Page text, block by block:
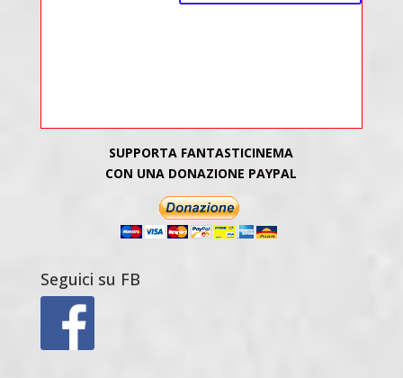
SUPPORTA FANTASTICINEMA
CON UNA DONAZIONE PAYPAL
Seguici su FB